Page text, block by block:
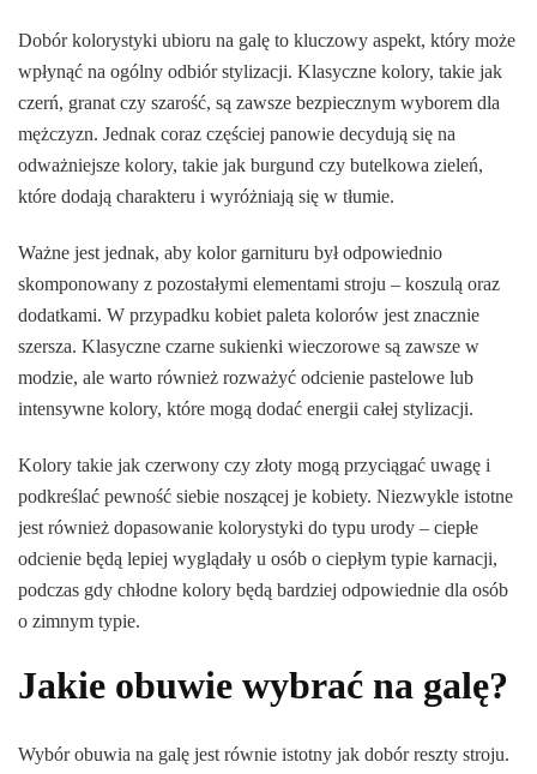
Dobór kolorystyki ubioru na galę to kluczowy aspekt, który może
wpłynąć na ogólny odbiór stylizacji. Klasyczne kolory, takie jak
czerń, granat czy szarość, są zawsze bezpiecznym wyborem dla
mężczyzn. Jednak coraz częściej panowie decydują się na
odważniejsze kolory, takie jak burgund czy butelkowa zieleń,
które dodają charakteru i wyróżniają się w tłumie.
Ważne jest jednak, aby kolor garnituru był odpowiednio
skomponowany z pozostałymi elementami stroju – koszulą oraz
dodatkami. W przypadku kobiet paleta kolorów jest znacznie
szersza. Klasyczne czarne sukienki wieczorowe są zawsze w
modzie, ale warto również rozważyć odcienie pastelowe lub
intensywne kolory, które mogą dodać energii całej stylizacji.
Kolory takie jak czerwony czy złoty mogą przyciągać uwagę i
podkreślać pewność siebie noszącej je kobiety. Niezwykle istotne
jest również dopasowanie kolorystyki do typu urody – ciepłe
odcienie będą lepiej wyglądały u osób o ciepłym typie karnacji,
podczas gdy chłodne kolory będą bardziej odpowiednie dla osób
o zimnym typie.
Jakie obuwie wybrać na galę?
Wybór obuwia na galę jest równie istotny jak dobór reszty stroju.